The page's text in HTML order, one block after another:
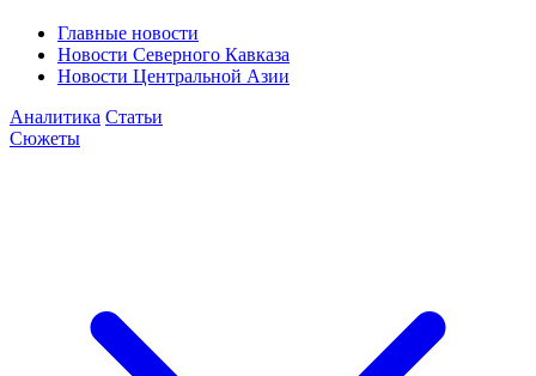
Главные новости
Новости Северного Кавказа
Новости Центральной Азии
Аналитика Статьи
Сюжеты